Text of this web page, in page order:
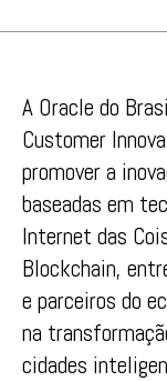
A Oracle do
Customer
promover a
baseadas em
Internet das
Blockchain,
e parceiros do
na
cidades